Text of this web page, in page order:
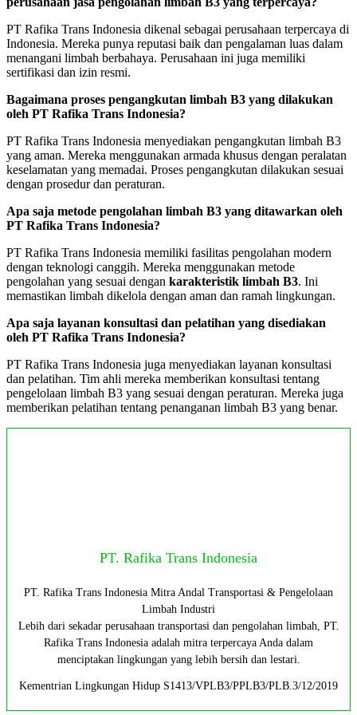
PT Rafika Trans Indonesia dikenal sebagai perusahaan terpercaya di
Indonesia. Mereka punya reputasi baik dan pengalaman luas dalam
menangani limbah berbahaya. Perusahaan ini juga memiliki
sertifikasi dan izin resmi.
Bagaimana proses pengangkutan limbah B3 yang dilakukan
oleh PT Rafika Trans Indonesia?
PT Rafika Trans Indonesia menyediakan pengangkutan limbah B3
yang aman. Mereka menggunakan armada khusus dengan peralatan
keselamatan yang memadai. Proses pengangkutan dilakukan sesuai
dengan prosedur dan peraturan.
Apa saja metode pengolahan limbah B3 yang ditawarkan oleh
PT Rafika Trans Indonesia?
PT Rafika Trans Indonesia memiliki fasilitas pengolahan modern
dengan teknologi canggih. Mereka menggunakan metode
pengolahan yang sesuai dengan karakteristik limbah B3. Ini
memastikan limbah dikelola dengan aman dan ramah lingkungan.
Apa saja layanan konsultasi dan pelatihan yang disediakan
oleh PT Rafika Trans Indonesia?
PT Rafika Trans Indonesia juga menyediakan layanan konsultasi
dan pelatihan. Tim ahli mereka memberikan konsultasi tentang
pengelolaan limbah B3 yang sesuai dengan peraturan. Mereka juga
memberikan pelatihan tentang penanganan limbah B3 yang benar.
PT. Rafika Trans Indonesia
PT. Rafika Trans Indonesia Mitra Andal Transportasi & Pengelolaan
Limbah Industri
Lebih dari sekadar perusahaan transportasi dan pengolahan limbah, PT.
Rafika Trans Indonesia adalah mitra terpercaya Anda dalam
menciptakan lingkungan yang lebih bersih dan lestari.
Kementrian Lingkungan Hidup S1413/VPLB3/PPLB3/PLB.3/12/2019